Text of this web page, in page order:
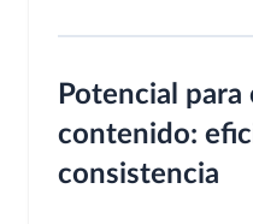
Potencial
contenido:
consistencia